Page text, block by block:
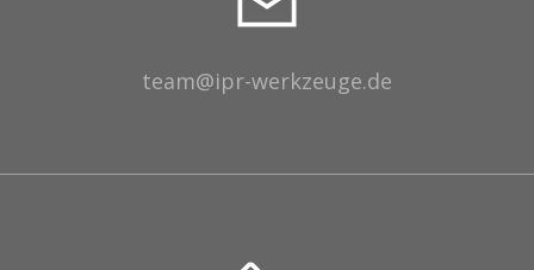
team@ipr-werkzeuge.de